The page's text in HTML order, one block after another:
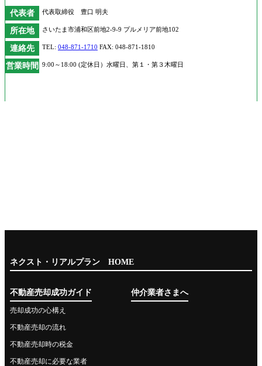
代表者 代表取締役 豊口 明夫
所在地 さいたま市浦和区前地2-9-9 プルメリア前地102
連絡先 TEL: 048-871-1710 FAX: 048-871-1810
営業時間 9:00～18:00 (定休日）水曜日、第１・第３木曜日
ネクスト・リアルプラン HOME
不動産売却成功ガイド
売却成功の心構え
不動産売却の流れ
不動産売却時の税金
不動産売却に必要な業者
仲介業者さまへ